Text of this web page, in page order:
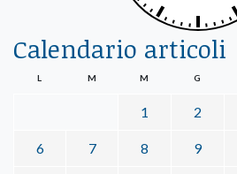
Calendario articoli
L M M G
1 2
6 7 8 9